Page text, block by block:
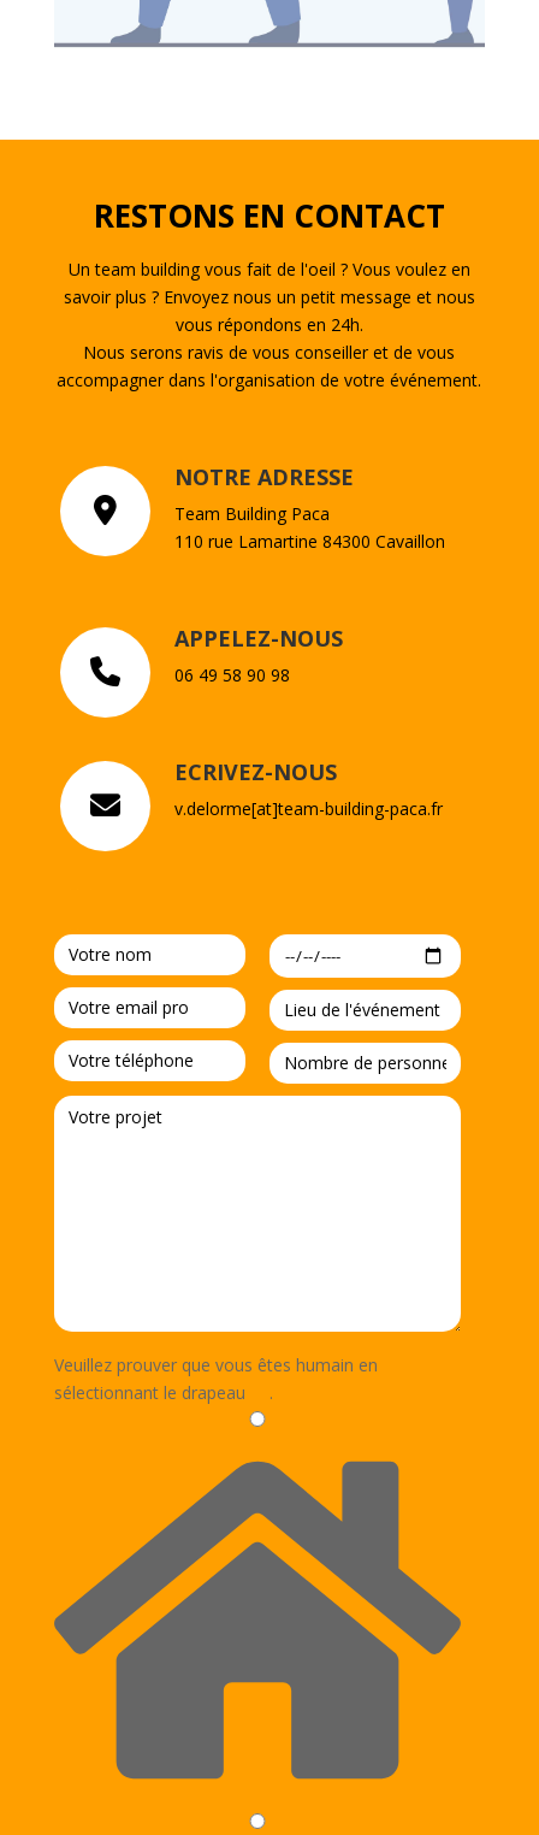
RESTONS EN CONTACT
Un team building vous fait de l'oeil ? Vous voulez en
savoir plus ? Envoyez nous un petit message et nous
vous répondons en 24h.
Nous serons ravis de vous conseiller et de vous
accompagner dans l'organisation de votre événement.
NOTRE ADRESSE
Team Building Paca
110 rue Lamartine 84300 Cavaillon
APPELEZ-NOUS
06 49 58 90 98
ECRIVEZ-NOUS
v.delorme[at]team-building-paca.fr
Veuillez prouver que vous êtes humain en
sélectionnantle drapeau .